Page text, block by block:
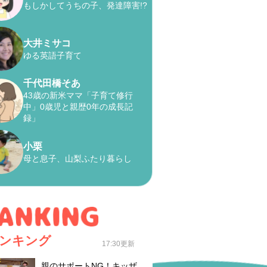
もしかしてうちの子、発達障害!?
大井ミサコ
ゆる英語子育て
千代田橋そあ
43歳の新米ママ「子育て修行
中」0歳児と親歴0年の成長記
録」
小栗
母と息子、山梨ふたり暮らし
キング 17:30更新